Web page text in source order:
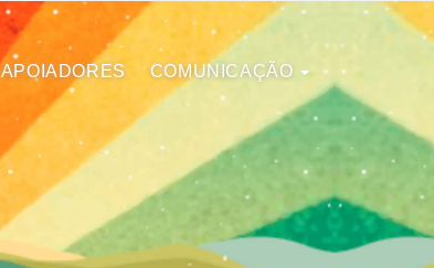
APOIADORES COMUNICAÇÃO